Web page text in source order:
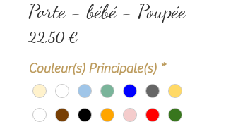
Porte - bébé - Poupée
22,50 €
Couleur(s) Principale(s) *